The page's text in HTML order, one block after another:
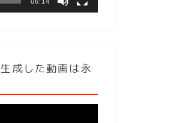
成した動画は永